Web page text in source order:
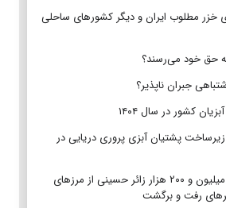
خزر مطلوب ایران و دیگر کشورهای ساحلی
حق خود می‌رسند؟
جبران ناپذیر؟
پشتیان آبزی پروری دریایی در
ثبت تردد بیش از ۵ میلیون و ۲۰۰ هزار زائر حسینی از مرزهای
رفت و برگشت